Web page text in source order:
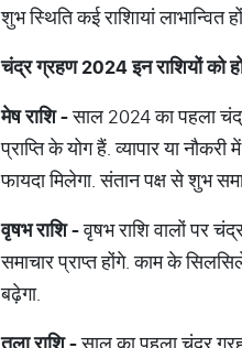
शुभ स्थिति कई राशिायां लाभान्वित
चंद्रग्रहण2024इनराशियोंको
मेषराशि-साल 2024 का पहला
प्राप्ति के योग हैं. व्यापार या
फायदा मिलेगा. संतान पक्ष से शुभ
वृषभराशि-वृषभ राशि वालों पर
समाचार प्राप्त होंगे. काम के
बढ़ेगा.